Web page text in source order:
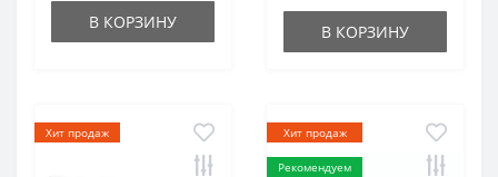
В КОРЗИНУ В КОРЗИНУ
Хит продаж Хит продаж
Рекомендуем